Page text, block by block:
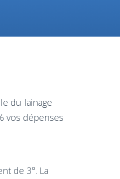
du lainage
vos dépenses
de 3°. La